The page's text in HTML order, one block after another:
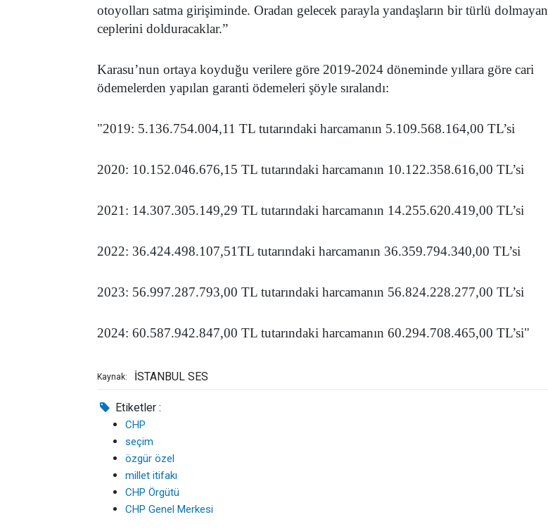
otoyolları satma girişiminde. Oradan gelecek parayla yandaşların bir türlü dolmayan
ceplerini dolduracaklar.”
Karasu’nun ortaya koyduğu verilere göre 2019-2024 döneminde yıllara göre cari
ödemelerden yapılan garanti ödemeleri şöyle sıralandı:
"2019: 5.136.754.004,11 TL tutarındaki harcamanın 5.109.568.164,00 TL’si
2020: 10.152.046.676,15 TL tutarındaki harcamanın 10.122.358.616,00 TL’si
2021: 14.307.305.149,29 TL tutarındaki harcamanın 14.255.620.419,00 TL’si
2022: 36.424.498.107,51TL tutarındaki harcamanın 36.359.794.340,00 TL’si
2023: 56.997.287.793,00 TL tutarındaki harcamanın 56.824.228.277,00 TL’si
2024: 60.587.942.847,00 TL tutarındaki harcamanın 60.294.708.465,00 TL’si"
Kaynak: İSTANBUL SES
Etiketler :
CHP
seçim
özgür özel
millet itifakı
CHP Örgütü
CHP Genel Merkesi